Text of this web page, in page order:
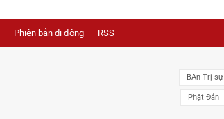
Phiên bản di động RSS
BAn Trị sự
Phật Đản